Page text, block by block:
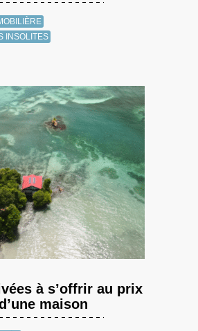
INSOLITES
à s’offrir au prix
maison